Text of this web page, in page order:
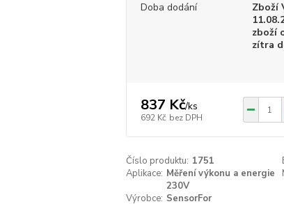
Doba dodání
Zboží
zboží
zítra
837 Kč/ks
692 Kč bez DPH
Číslo produktu: 1751
Aplikace: Měření výkonu a energie
230V
Výrobce: SensorFor